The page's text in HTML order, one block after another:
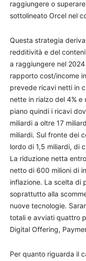
raggiungere o
sottolineato Orcel nel
Questa strategia
redditività e del
a raggiungere nel
rapporto cost/income
prevede ricavi netti in
nette in rialzo del 4% e
piano quindi i ricavi
miliardi a oltre 17
miliardi. Sul fronte dei
lordo di 1,5 miliardi, di
La riduzione netta
netto di 600 milioni di
inflazione. La scelta di
soprattutto alla
nuove tecnologie.
totali e avviati quattro
Digital Offering,
Per quanto riguarda il